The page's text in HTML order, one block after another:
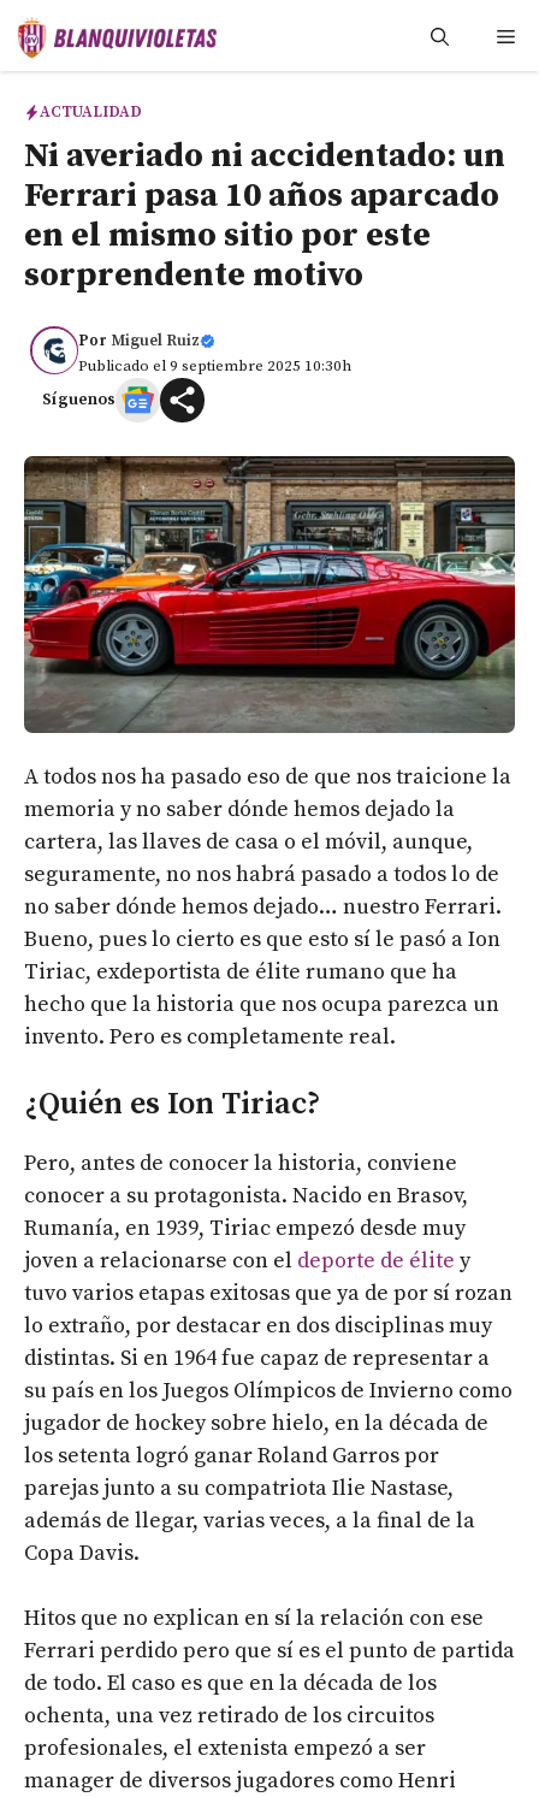
Saltar
ACTUALIDAD
Ni averiado ni accidentado: un
Ferrari pasa 10 años aparcado
en el mismo sitio por este
sorprendente motivo
Por Miguel Ruiz
Publicado el 9 septiembre 2025 10:30h
Síguenos
A todos nos ha pasado eso de que nos traicione la
memoria y no saber dónde hemos dejado la
cartera, las llaves de casa o el móvil, aunque,
seguramente, no nos habrá pasado a todos lo de
no saber dónde hemos dejado… nuestro Ferrari.
Bueno, pues lo cierto es que esto sí le pasó a Ion
Tiriac, exdeportista de élite rumano que ha
hecho que la historia que nos ocupa parezca un
invento. Pero es completamente real.
¿Quién es Ion Tiriac?
Pero, antes de conocer la historia, conviene
conocer a su protagonista. Nacido en Brasov,
Rumanía, en 1939, Tiriac empezó desde muy
joven a relacionarse con el deporte de élite y
tuvo varios etapas exitosas que ya de por sí rozan
lo extraño, por destacar en dos disciplinas muy
distintas. Si en 1964 fue capaz de representar a
su país en los Juegos Olímpicos de Invierno como
jugador de hockey sobre hielo, en la década de
los setenta logró ganar Roland Garros por
parejas junto a su compatriota Ilie Nastase,
además de llegar, varias veces, a la final de la
Copa Davis.
Hitos que no explican en sí la relación con ese
Ferrari perdido pero que sí es el punto de partida
de todo. El caso es que en la década de los
ochenta, una vez retirado de los circuitos
profesionales, el extenista empezó a ser
manager de diversos jugadores como Henri